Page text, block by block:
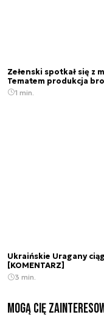
Zełenski spotkał się z
Tematem produkcja
1 min.
Ukraińskie Uragany
[KOMENTARZ]
3 min.
Mogą Cię